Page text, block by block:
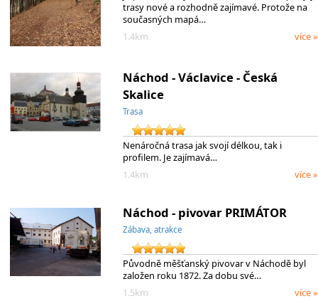
trasy nové a rozhodně zajímavé. Protože na
současných mapá…
1.4km
více »
Náchod - Václavice - Česká
Skalice
Trasa
Nenáročná trasa jak svojí délkou, tak i
profilem. Je zajímavá…
1.4km
více »
Náchod - pivovar PRIMÁTOR
Zábava, atrakce
Původně měšťanský pivovar v Náchodě byl
založen roku 1872. Za dobu své…
1.5km
více »